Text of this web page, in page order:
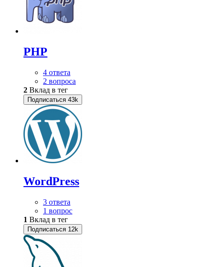
PHP
4 ответа
2 вопроса
2 Вклад в тег
Подписаться 43k
WordPress
3 ответа
1 вопрос
1 Вклад в тег
Подписаться 12k